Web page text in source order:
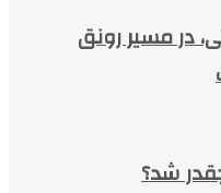
در مسیر رونق
شد؟